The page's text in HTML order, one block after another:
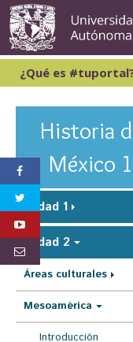
¿Qué es
Lectura y
Lectura y
Lectura y
Inglés 1
Historia
México 1
Unidad 1
Unidad 2
Áreas culturales
Mesoamérica
Introducción